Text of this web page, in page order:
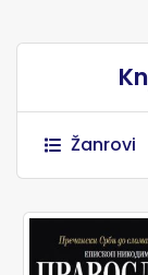
Žanrovi